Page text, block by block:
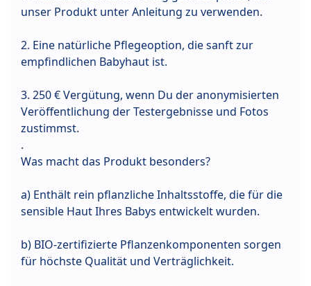
unser Produkt unter Anleitung zu verwenden.
2. Eine natürliche Pflegeoption, die sanft zur
empfindlichen Babyhaut ist.
3. 250 € Vergütung, wenn Du der anonymisierten
Veröffentlichung der Testergebnisse und Fotos
zustimmst.
.
Was macht das Produkt besonders?
a) Enthält rein pflanzliche Inhaltsstoffe, die für die
sensible Haut Ihres Babys entwickelt wurden.
b) BIO-zertifizierte Pflanzenkomponenten sorgen
für höchste Qualität und Verträglichkeit.